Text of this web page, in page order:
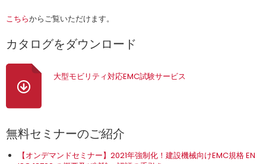
こちらからご覧いただけます。
カタログをダウンロード
大型モビリティ対応EMC試験サービス
無料セミナーのご紹介
【オンデマンドセミナー】2021年強制化！建設機械向けEMC規格 EN